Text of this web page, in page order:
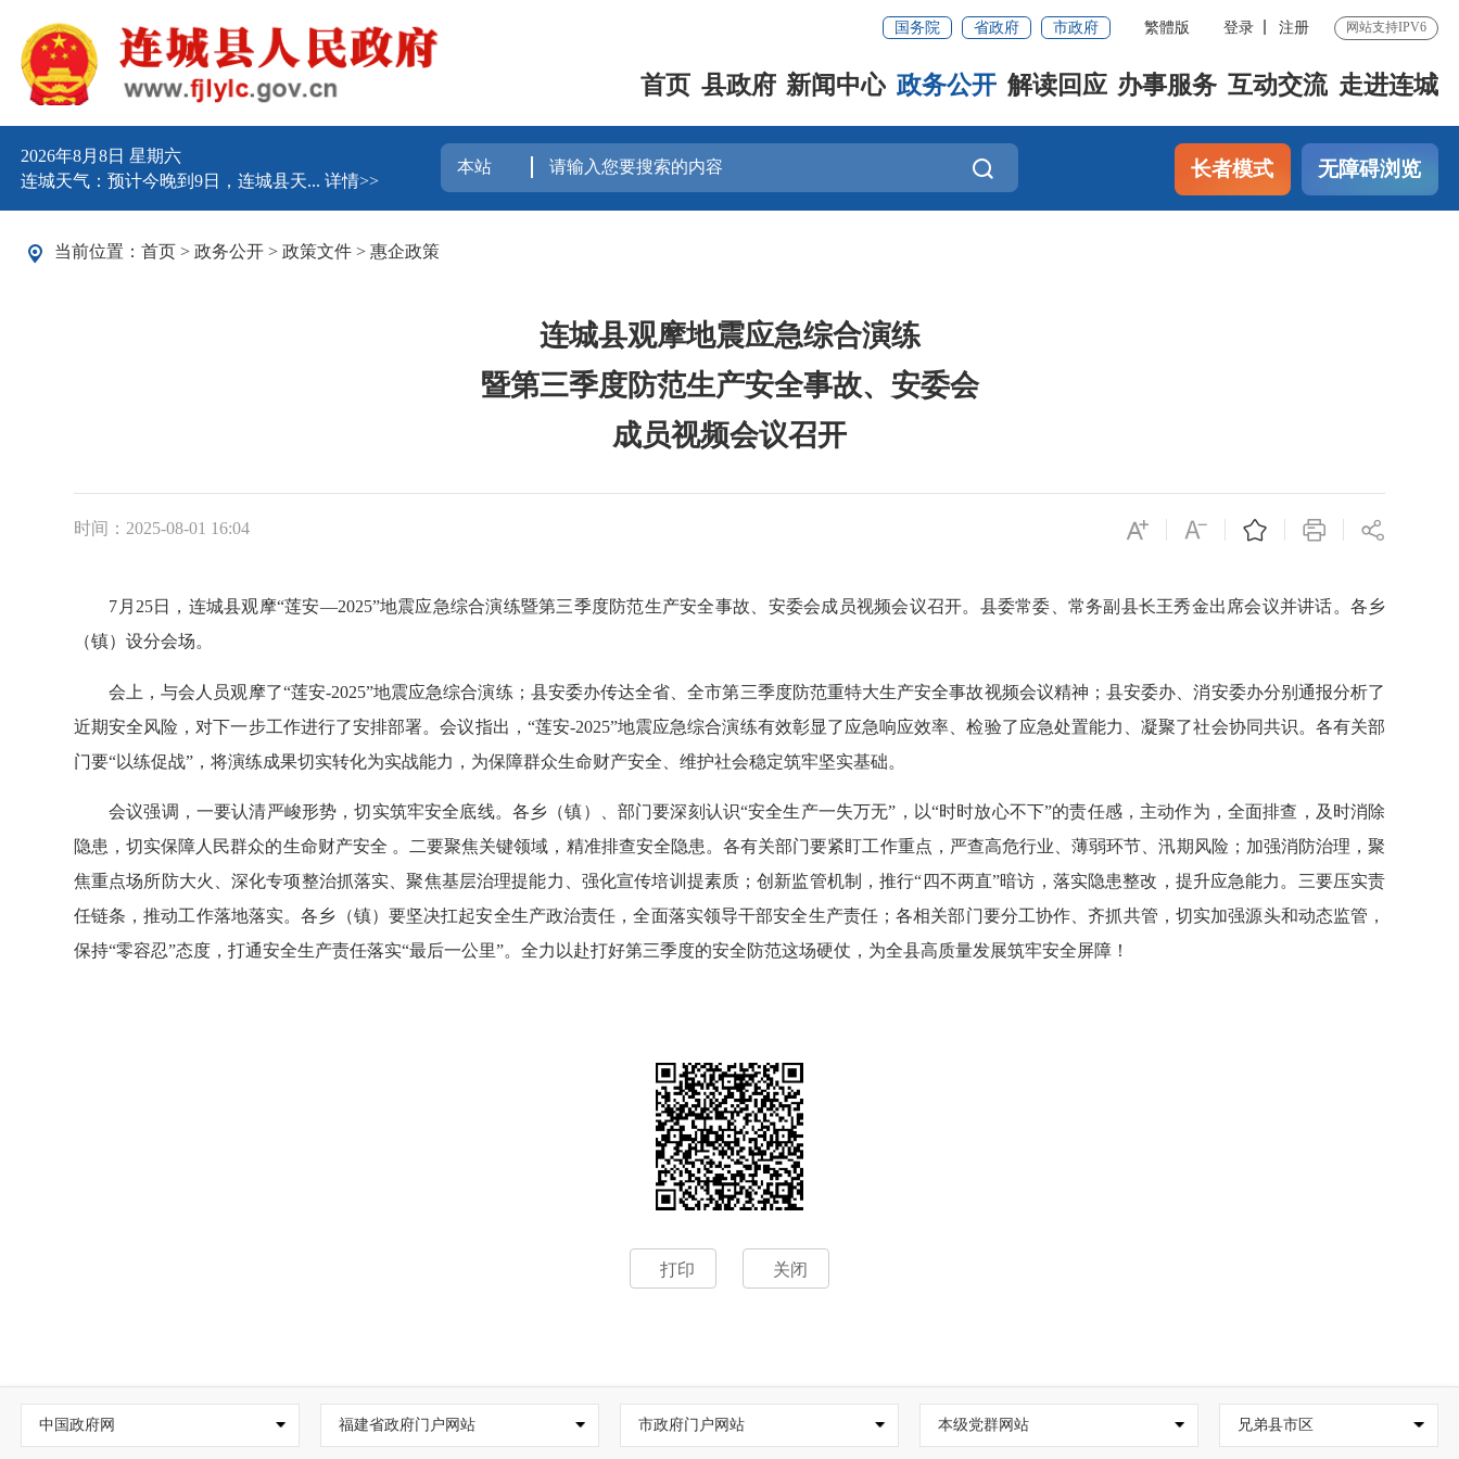
国务院 省政府 市政府 繁體版 登录 注册 网站支持IPV6
首页 县政府 新闻中心 政务公开 解读回应 办事服务 互动交流 走进连城
2026年8月8日 星期六
连城天气：预计今晚到9日，连城县天...详情>>
长者模式 无障碍浏览
当前位置： 首页 > 政务公开 > 政策文件 > 惠企政策
连城县观摩地震应急综合演练
暨第三季度防范生产安全事故、安委会
成员视频会议召开
时间：2025-08-01 16:04
7月25日，连城县观摩“莲安—2025”地震应急综合演练暨第三季度防范生产安全事故、安委会成员视频会议召开。县委常委、常务副县长王秀金出席会议并讲话。各乡
（镇）设分会场。
会上，与会人员观摩了“莲安-2025”地震应急综合演练；县安委办传达全省、全市第三季度防范重特大生产安全事故视频会议精神；县安委办、消安委办分别通报分析了
近期安全风险，对下一步工作进行了安排部署。会议指出，“莲安-2025”地震应急综合演练有效彰显了应急响应效率、检验了应急处置能力、凝聚了社会协同共识。各有关部
门要“以练促战”，将演练成果切实转化为实战能力，为保障群众生命财产安全、维护社会稳定筑牢坚实基础。
会议强调，一要认清严峻形势，切实筑牢安全底线。各乡（镇）、部门要深刻认识“安全生产一失万无”，以“时时放心不下”的责任感，主动作为，全面排查，及时消除
隐患，切实保障人民群众的生命财产安全 。二要聚焦关键领域，精准排查安全隐患。各有关部门要紧盯工作重点，严查高危行业、薄弱环节、汛期风险；加强消防治理，聚
焦重点场所防大火、深化专项整治抓落实、聚焦基层治理提能力、强化宣传培训提素质；创新监管机制，推行“四不两直”暗访，落实隐患整改，提升应急能力。三要压实责
任链条，推动工作落地落实。各乡（镇）要坚决扛起安全生产政治责任，全面落实领导干部安全生产责任；各相关部门要分工协作、齐抓共管，切实加强源头和动态监管，
保持“零容忍”态度，打通安全生产责任落实“最后一公里”。全力以赴打好第三季度的安全防范这场硬仗，为全县高质量发展筑牢安全屏障！
打印 关闭
中国政府网 福建省政府门户网站 市政府门户网站 本级党群网站 兄弟县市区